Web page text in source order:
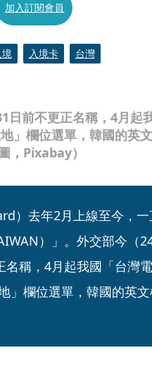
日前不更正名稱，4月起
」欄位選單，韓國的英
圖，Pixabay）
加入訂閱會員
入境卡 台灣
）去年2月上線至今，
）」。外交部今（
稱，4月起我國「台灣
」欄位選單，韓國的英